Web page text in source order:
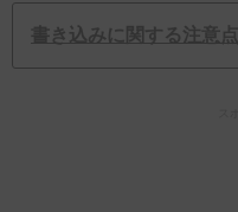
書き込みに関する注意点